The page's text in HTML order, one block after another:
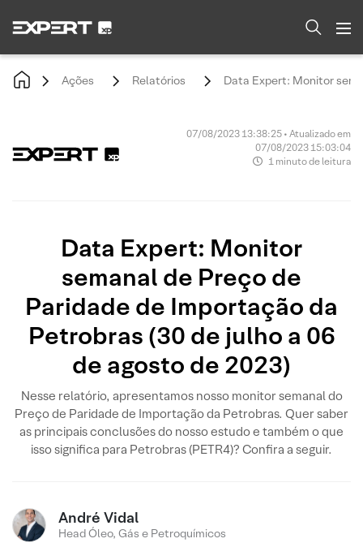
Ações Relatórios Data Expert: Monitor
07/08/2023 13:38:25 • Atualizado em
07/08/2023 15:03:04
1 minuto de leitura
Data Expert: Monitor
semanal de Preço de
Paridade de Importação da
Petrobras (30 de julho a 06
de agosto de 2023)
Nesse relatório, apresentamos nosso monitor semanal do
Preço de Paridade de Importação da Petrobras. Quer saber
as principais conclusões do nosso estudo e também o que
isso significa para Petrobras (PETR4)? Confira a seguir.
André Vidal
Head Óleo, Gás e Petroquímicos